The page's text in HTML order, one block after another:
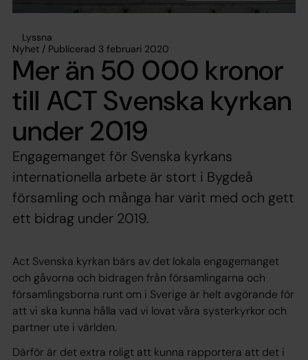
Lyssna
Nyhet / Publicerad 3 februari 2020
Mer än 50 000 kronor
till ACT Svenska kyrkan
under 2019
Engagemanget för Svenska kyrkans
internationella arbete är stort i Bygdeå
församling och många har varit med och gett
ett bidrag under 2019.
Act Svenska kyrkan bärs av det lokala engagemanget
och gåvorna och bidragen från församlingarna och
församlingsborna runt om i Sverige är helt avgörande för
att vi ska kunna hålla vad vi lovat våra systerkyrkor och
partner ute i världen.
Därför är det extra roligt att kunna rapportera att det i